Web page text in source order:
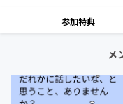
参加特典
メ